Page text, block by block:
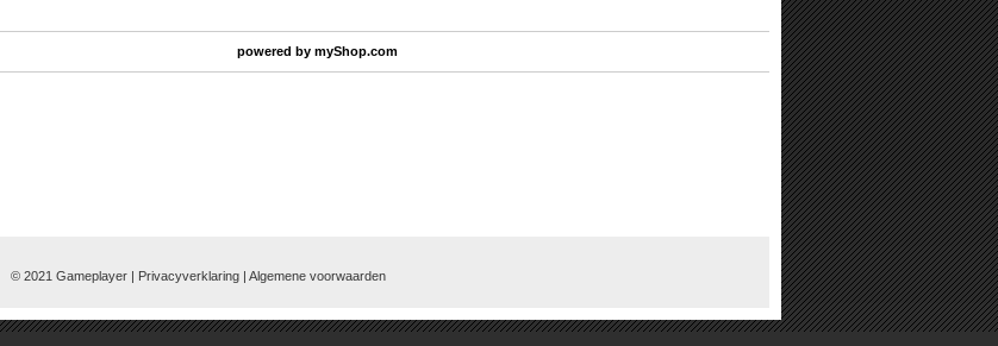
powered bymyShop.com
© 2021 Gameplayer | Privacyverklaring | Algemene voorwaarden